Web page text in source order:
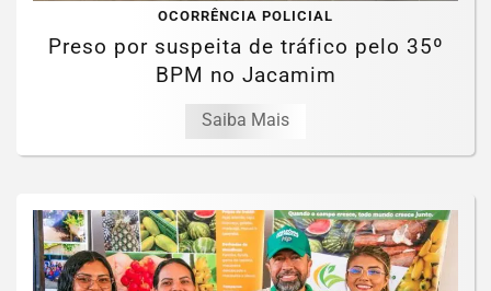
OCORRÊNCIA POLICIAL
Preso por suspeita de tráfico pelo 35º
BPM no Jacamim
Saiba Mais